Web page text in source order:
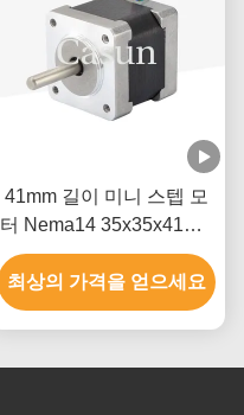
41mm 길이 미니 스텝 모
터 Nema14 35x35x41mm
180mN.M 의료용 기계
최상의 가격을 얻으세요